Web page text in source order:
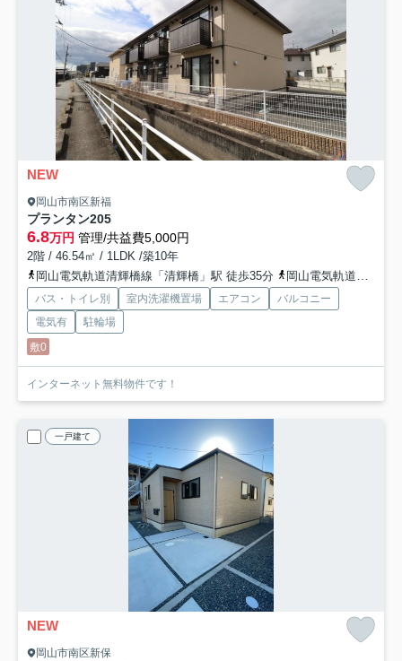
NEW
岡山市南区新福
プランタン205
6.8万円 管理/共益費5,000円
2階 / 46.54㎡ / 1LDK /築10年
岡山電気軌道清輝橋線「清輝橋」駅 徒歩35分
岡山電気軌道清輝橋線「東中央町」駅 徒歩42分
バス・トイレ別 室内洗濯機置場 エアコン
バルコニー
電気有
駐輪場
敷0
インターネット無料物件です！
一戸建て
NEW
岡山市南区新保